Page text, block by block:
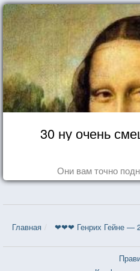
30 ну очень
Они вам точно
Главная ❤❤❤ Генрих Гейне —